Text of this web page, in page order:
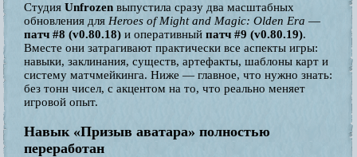
Студия Unfrozen выпустила сразу два масштабных
обновления для Heroes of Might and Magic: Olden Era —
патч #8 (v0.80.18) и оперативный патч #9 (v0.80.19).
Вместе они затрагивают практически все аспекты игры:
навыки, заклинания, существ, артефакты, шаблоны карт и
систему матчмейкинга. Ниже — главное, что нужно знать:
без тонн чисел, с акцентом на то, что реально меняет
игровой опыт.
Навык «Призыв аватара» полностью
переработан